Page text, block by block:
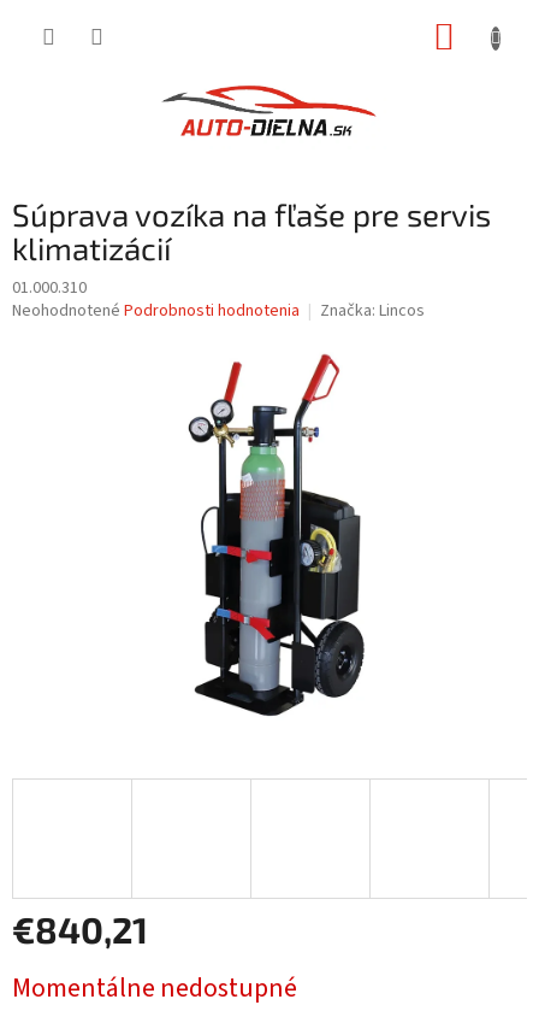
Súprava vozíka na fľaše pre servis
klimatizácií
01.000.310
Priemerné
Neohodnotené Podrobnosti hodnotenia Značka: Lincos
€840,21
cena:
Momentálne nedostupné